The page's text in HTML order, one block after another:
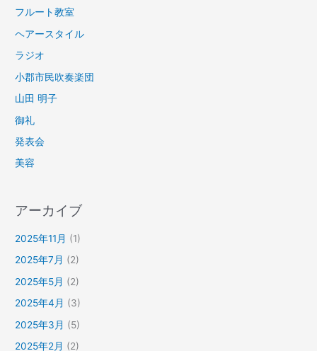
フルート教室
ヘアースタイル
ラジオ
小郡市民吹奏楽団
山田 明子
御礼
発表会
美容
アーカイブ
2025年11月 (1)
2025年7月 (2)
2025年5月 (2)
2025年4月 (3)
2025年3月 (5)
2025年2月 (2)